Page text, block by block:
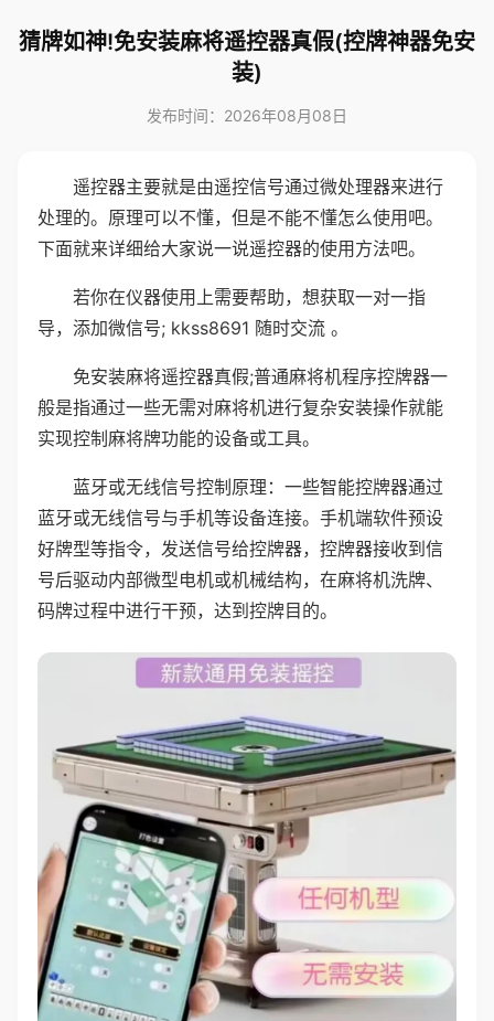
猜牌如神!免安装麻将遥控器真假(控牌神器免安
装)
发布时间：2026年08月08日
遥控器主要就是由遥控信号通过微处理器来进行
处理的。原理可以不懂，但是不能不懂怎么使用吧。
下面就来详细给大家说一说遥控器的使用方法吧。
若你在仪器使用上需要帮助，想获取一对一指
导，添加微信号; kkss8691 随时交流 。
免安装麻将遥控器真假;普通麻将机程序控牌器一
般是指通过一些无需对麻将机进行复杂安装操作就能
实现控制麻将牌功能的设备或工具。
蓝牙或无线信号控制原理：一些智能控牌器通过
蓝牙或无线信号与手机等设备连接。手机端软件预设
好牌型等指令，发送信号给控牌器，控牌器接收到信
号后驱动内部微型电机或机械结构，在麻将机洗牌、
码牌过程中进行干预，达到控牌目的。